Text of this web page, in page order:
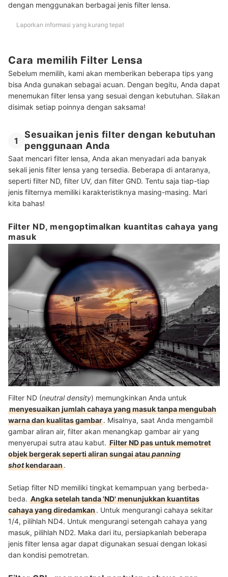
dengan menggunakan berbagai jenis filter lensa.
Laporkan informasi yang kurang tepat
Cara memilih Filter Lensa
Sebelum memilih, kami akan memberikan beberapa tips yang
bisa Anda gunakan sebagai acuan. Dengan begitu, Anda dapat
menemukan filter lensa yang sesuai dengan kebutuhan. Silakan
disimak setiap poinnya dengan saksama!
1
Sesuaikan jenis filter dengan kebutuhan
penggunaan Anda
Saat mencari filter lensa, Anda akan menyadari ada banyak
sekali jenis filter lensa yang tersedia. Beberapa di antaranya,
seperti filter ND, filter UV, dan filter GND. Tentu saja tiap-tiap
jenis filternya memiliki karakteristiknya masing-masing. Mari
kita bahas!
Filter ND, mengoptimalkan kuantitas cahaya yang
masuk
Filter ND (neutral density) memungkinkan Anda untuk
menyesuaikan jumlah cahaya yang masuk tanpa mengubah
warna dan kualitas gambar. Misalnya, saat Anda mengambil
gambar aliran air, filter akan menangkap gambar air yang
menyerupai sutra atau kabut. Filter ND pas untuk memotret
objek bergerak seperti aliran sungai ataupanning
shotkendaraan.
Setiap filter ND memiliki tingkat kemampuan yang berbeda-
beda. Angka setelah tanda 'ND' menunjukkan kuantitas
cahaya yang diredamkan. Untuk mengurangi cahaya sekitar
1/4, pilihlah ND4. Untuk mengurangi setengah cahaya yang
masuk, pilihlah ND2. Maka dari itu, persiapkanlah beberapa
jenis filter lensa agar dapat digunakan sesuai dengan lokasi
dan kondisi pemotretan.